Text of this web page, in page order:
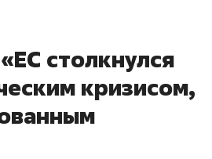
столкнулся
кризисом,